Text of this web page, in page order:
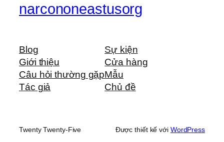
narcononeastusorg
Blog
Giới thiệu
Câu hỏi thường gặp
Tác giả
Sự kiện
Cửa hàng
Mẫu
Chủ đề
Twenty Twenty-Five Được thiết kế với WordPress